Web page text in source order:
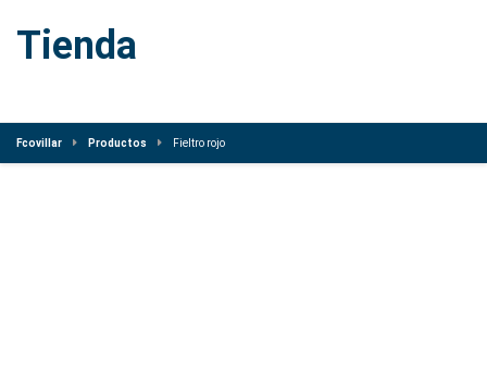
Tienda
Fcovillar Productos Fieltro rojo